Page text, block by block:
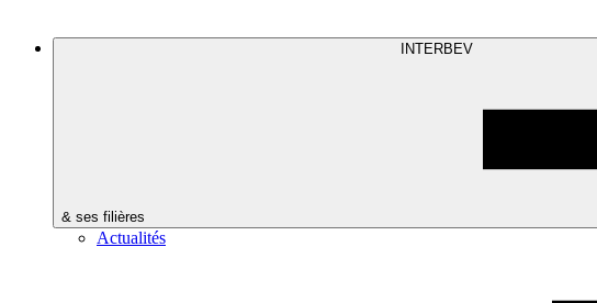
INTERBEV
& ses filières
Actualités